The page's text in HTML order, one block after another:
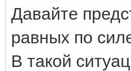
Давайте
равных по
В такой